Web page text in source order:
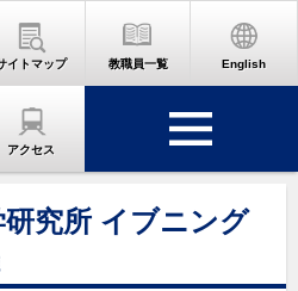
イトマップ 教職員一覧 English
アクセス
究所 イブニング